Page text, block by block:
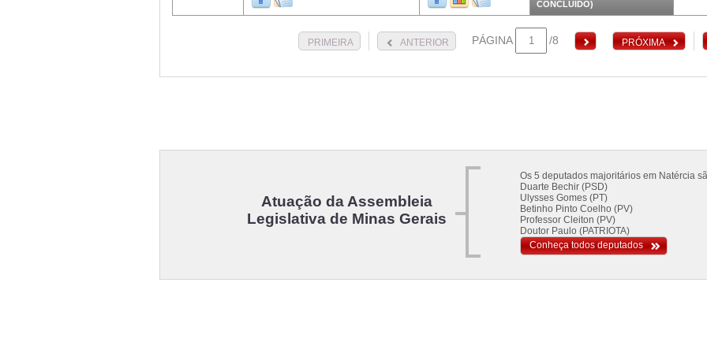
CONCLUÍDO)
PRIMEIRA ANTERIOR PÁGINA /8 PRÓXIMA
Atuação da Assembleia
Legislativa de Minas Gerais
Os 5 deputados majoritários em Natércia
Duarte Bechir (PSD)
Ulysses Gomes (PT)
Betinho Pinto Coelho (PV)
Professor Cleiton (PV)
Doutor Paulo (PATRIOTA)
Conheça todos deputados